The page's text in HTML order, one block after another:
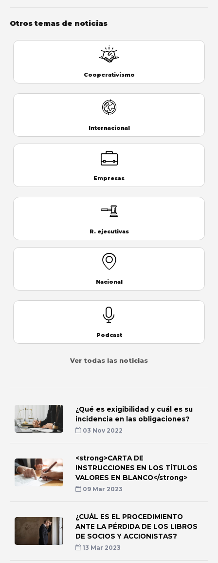
Otros temas de noticias
Cooperativismo
Internacional
Empresas
R. ejecutivas
Nacional
Podcast
Ver todas las noticias
¿Qué es exigibilidad y cuál es su
incidencia en las obligaciones?
03 Nov 2022
<strong>CARTA DE
INSTRUCCIONES EN LOS TÍTULOS
VALORES EN BLANCO</strong>
09 Mar 2023
¿CUÁL ES EL PROCEDIMIENTO
ANTE LA PÉRDIDA DE LOS LIBROS
DE SOCIOS Y ACCIONISTAS?
13 Mar 2023